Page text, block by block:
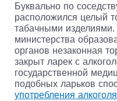
Буквально по
расположился целый
табачными
министерства
органов незаконная
закрыт ларек с
государственной
подобных ларьков
употребления алкоголя